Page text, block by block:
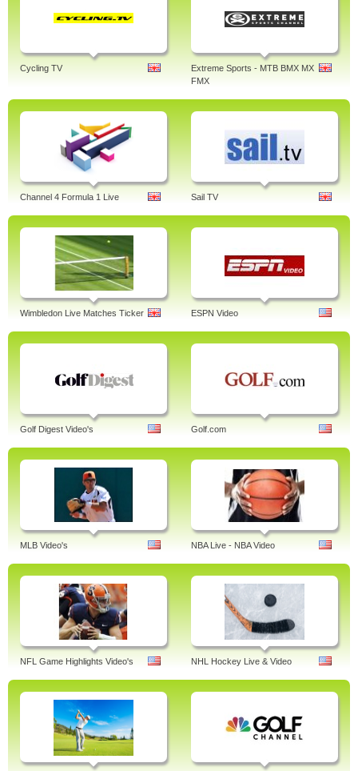
Cycling TV
Extreme Sports - MTB BMX MX
FMX
Channel 4 Formula 1 Live Sail TV
Wimbledon Live Matches Ticker ESPN Video
Golf Digest Video's Golf.com
MLB Video's NBA Live - NBA Video
NFL Game Highlights Video's NHL Hockey Live & Video